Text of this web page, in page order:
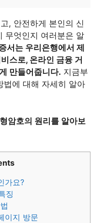
, 안전하게 본인의 신
무엇인지 여러분은 알
서는 우리은행에서 제
스로, 온라인 금융 거
만들어줍니다. 지금부
법에 대해 자세히 알아
암호의 원리를 알아보
가요?
징
이지 방문